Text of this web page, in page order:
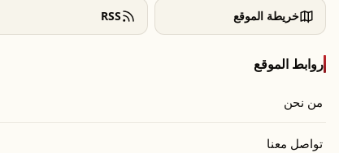
خريطة الموقع RSS
روابط الموقع
من نحن
تواصل معنا